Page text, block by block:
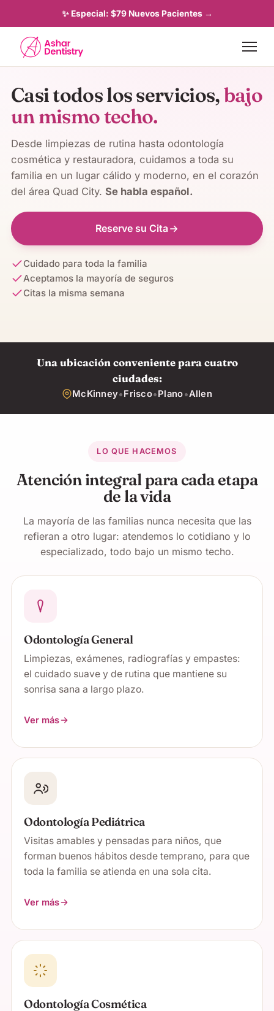
✨ Especial: $79 Nuevos Pacientes →
Casi todos los servicios,bajo
un mismo techo.
Desde limpiezas de rutina hasta odontología
cosmética y restauradora, cuidamos a toda su
familia en un lugar cálido y moderno, en el corazón
del área Quad City. Se habla español.
Reserve su Cita
Cuidado para toda la familia
Aceptamos la mayoría de seguros
Citas la misma semana
Una ubicación conveniente para cuatro
ciudades:
McKinney•Frisco•Plano•Allen
LO QUE HACEMOS
Atención integral para cada etapa
de la vida
La mayoría de las familias nunca necesita que las
refieran a otro lugar: atendemos lo cotidiano y lo
especializado, todo bajo un mismo techo.
Odontología General
Limpiezas, exámenes, radiografías y empastes:
el cuidado suave y de rutina que mantiene su
sonrisa sana a largo plazo.
Ver más
Odontología Pediátrica
Visitas amables y pensadas para niños, que
forman buenos hábitos desde temprano, para que
toda la familia se atienda en una sola cita.
Ver más
Odontología Cosmética